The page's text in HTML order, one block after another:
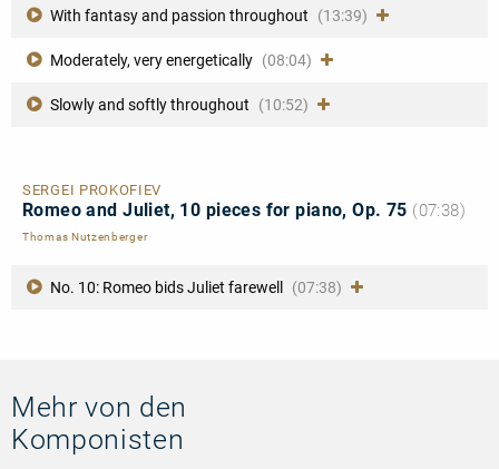
With fantasy and passion throughout (13:39)
Moderately, very energetically (08:04)
Slowly and softly throughout (10:52)
SERGEI PROKOFIEV
Romeo and Juliet, 10 pieces for piano, Op. 75 (07:38)
Thomas Nutzenberger
No. 10: Romeo bids Juliet farewell (07:38)
Mehr von den
Komponisten